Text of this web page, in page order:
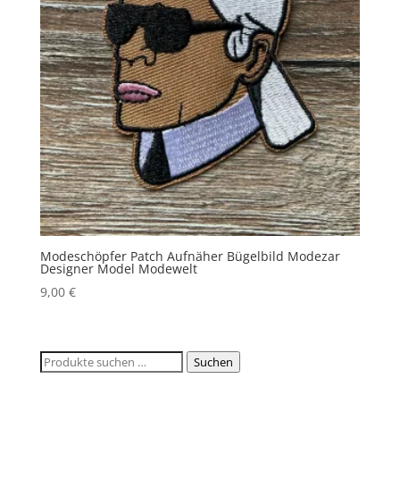
Modeschöpfer Patch Aufnäher Bügelbild Modezar
Designer Model Modewelt
9,00 €
Suchen
Suchen